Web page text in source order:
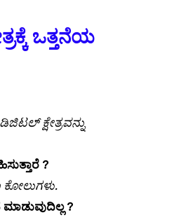
ಒತ್ತನೆಯ
ಕ್ಷೇತ್ರವನ್ನು
?
?